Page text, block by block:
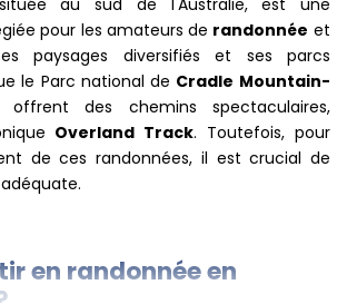
pour les amateurs de randonnée et
paysages diversifiés et ses parcs
le Parc national de Cradle Mountain-
offrent des chemins spectaculaires,
Overland Track. Toutefois, pour
de ces randonnées, il est crucial de
en randonnée en